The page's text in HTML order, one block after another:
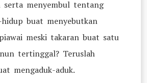
serta menyembul tentang
buat menyebutkan
meski takaran buat satu
tertinggal? Teruslah
mengaduk-aduk.